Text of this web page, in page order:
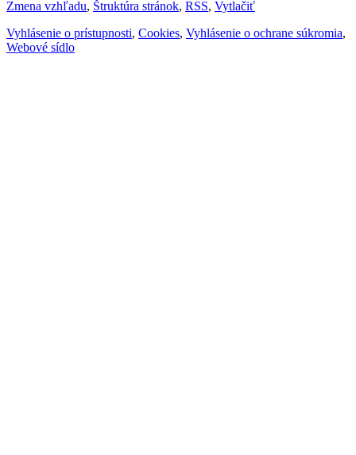
Zmena vzhľadu, Štruktúra stránok, RSS, Vytlačiť
Vyhlásenie o prístupnosti, Cookies, Vyhlásenie o ochrane súkromia,
Webové sídlo